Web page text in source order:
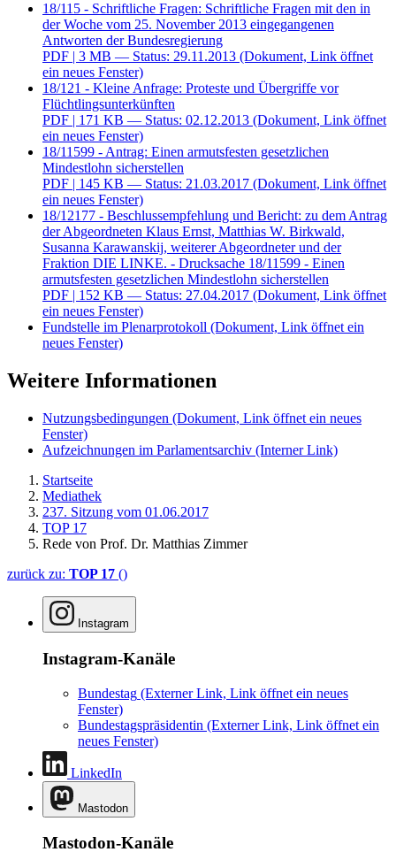
18/115 - Schriftliche Fragen: Schriftliche Fragen mit den in
der Woche vom 25. November 2013 eingegangenen
Antworten der Bundesregierung
PDF | 3 MB — Status: 29.11.2013 (Dokument, Link öffnet
ein neues Fenster)
18/121 - Kleine Anfrage: Proteste und Übergriffe vor
Flüchtlingsunterkünften
PDF | 171 KB — Status: 02.12.2013 (Dokument, Link öffnet
ein neues Fenster)
18/11599 - Antrag: Einen armutsfesten gesetzlichen
Mindestlohn sicherstellen
PDF | 145 KB — Status: 21.03.2017 (Dokument, Link öffnet
ein neues Fenster)
18/12177 - Beschlussempfehlung und Bericht: zu dem Antrag
der Abgeordneten Klaus Ernst, Matthias W. Birkwald,
Susanna Karawanskij, weiterer Abgeordneter und der
Fraktion DIE LINKE. - Drucksache 18/11599 - Einen
armutsfesten gesetzlichen Mindestlohn sicherstellen
PDF | 152 KB — Status: 27.04.2017 (Dokument, Link öffnet
ein neues Fenster)
Fundstelle im Plenarprotokoll (Dokument, Link öffnet ein
neues Fenster)
Weitere Informationen
Nutzungsbedingungen (Dokument, Link öffnet ein neues
Fenster)
Aufzeichnungen im Parlamentsarchiv (Interner Link)
Startseite
Mediathek
237. Sitzung vom 01.06.2017
TOP 17
Rede von Prof. Dr. Matthias Zimmer
zurück zu: TOP 17 ()
Instagram
Instagram-Kanäle
Bundestag (Externer Link, Link öffnet ein neues
Fenster)
Bundestagspräsidentin (Externer Link, Link öffnet ein
neues Fenster)
LinkedIn
Mastodon
Mastodon-Kanäle